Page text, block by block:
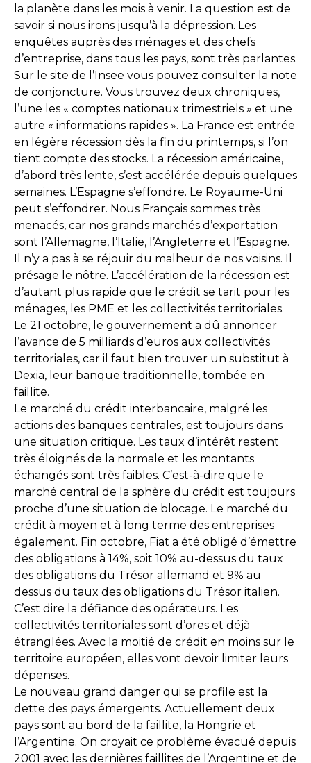
la planète dans les mois à venir. La question est de
savoir si nous irons jusqu’à la dépression. Les
enquêtes auprès des ménages et des chefs
d’entreprise, dans tous les pays, sont très parlantes.
Sur le site de l’Insee vous pouvez consulter la note
de conjoncture. Vous trouvez deux chroniques,
l’une les « comptes nationaux trimestriels » et une
autre « informations rapides ». La France est entrée
en légère récession dès la fin du printemps, si l’on
tient compte des stocks. La récession américaine,
d’abord très lente, s’est accélérée depuis quelques
semaines. L’Espagne s’effondre. Le Royaume-Uni
peut s’effondrer. Nous Français sommes très
menacés, car nos grands marchés d’exportation
sont l’Allemagne, l’Italie, l’Angleterre et l’Espagne.
Il n’y a pas à se réjouir du malheur de nos voisins. Il
présage le nôtre. L’accélération de la récession est
d’autant plus rapide que le crédit se tarit pour les
ménages, les PME et les collectivités territoriales.
Le 21 octobre, le gouvernement a dû annoncer
l’avance de 5 milliards d’euros aux collectivités
territoriales, car il faut bien trouver un substitut à
Dexia, leur banque traditionnelle, tombée en
faillite.
Le marché du crédit interbancaire, malgré les
actions des banques centrales, est toujours dans
une situation critique. Les taux d’intérêt restent
très éloignés de la normale et les montants
échangés sont très faibles. C’est-à-dire que le
marché central de la sphère du crédit est toujours
proche d’une situation de blocage. Le marché du
crédit à moyen et à long terme des entreprises
également. Fin octobre, Fiat a été obligé d’émettre
des obligations à 14%, soit 10% au-dessus du taux
des obligations du Trésor allemand et 9% au
dessus du taux des obligations du Trésor italien.
C’est dire la défiance des opérateurs. Les
collectivités territoriales sont d’ores et déjà
étranglées. Avec la moitié de crédit en moins sur le
territoire européen, elles vont devoir limiter leurs
dépenses.
Le nouveau grand danger qui se profile est la
dette des pays émergents. Actuellement deux
pays sont au bord de la faillite, la Hongrie et
l’Argentine. On croyait ce problème évacué depuis
2001 avec les dernières faillites de l’Argentine et de